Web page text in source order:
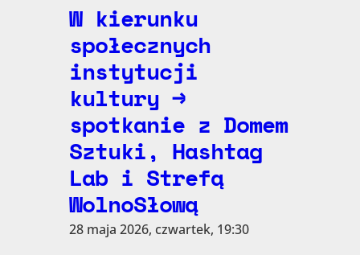
W kierunku
społecznych
instytucji
kultury →
spotkanie z Domem
Sztuki, Hashtag
Lab i Strefą
WolnoSłową
28 maja 2026, czwartek, 19:30